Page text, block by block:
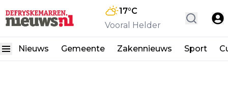
17°C
Vooral Helder
Nieuws Gemeente Zakennieuws Sport